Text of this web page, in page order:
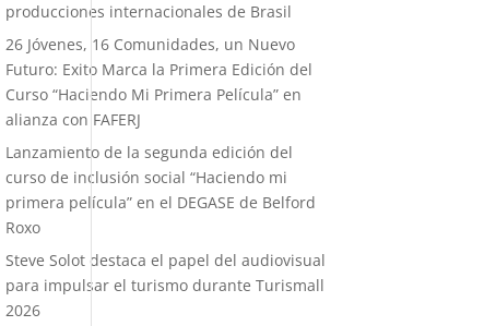
producciones internacionales de Brasil
26 Jóvenes, 16 Comunidades, un Nuevo
Futuro: Exito Marca la Primera Edición del
Curso “Haciendo Mi Primera Película” en
alianza con FAFERJ
Lanzamiento de la segunda edición del
curso de inclusión social “Haciendo mi
primera película” en el DEGASE de Belford
Roxo
Steve Solot destaca el papel del audiovisual
para impulsar el turismo durante Turismall
2026